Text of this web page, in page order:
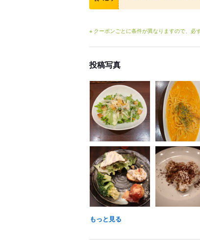
※ クーポンごとに条件が異なりますので、必
投稿写真
もっと見る